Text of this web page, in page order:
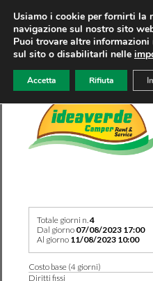
Totale giorni n.4
Dal giorno 07/08/2023 17:00
Al giorno 11/08/2023 10:00
Costo base (4 giorni)
Diritti fissi
Usiamo i cookie per fornirti la
navigazione sul nostro sito
Puoi trovare altre
sul sito o disabilitarli nelle
Accetta Rifiuta